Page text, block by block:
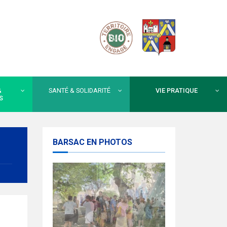
SANTÉ & SOLIDARITÉ VIE PRATIQUE
BARSAC EN PHOTOS